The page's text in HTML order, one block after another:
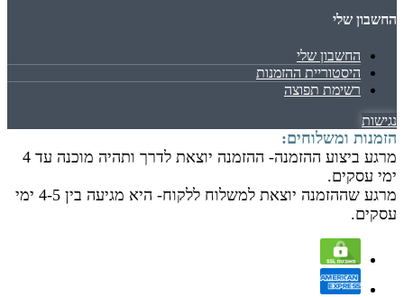
החשבון שלי
החשבון שלי
היסטוריית ההזמנות
רשימת תפוצה
נגישות
הזמנות ומשלוחים:
מרגע ביצוע ההזמנה- ההזמנה יוצאת לדרך ותהיה מוכנה עד 4
ימי עסקים.
מרגע שההזמנה יוצאת למשלוח ללקוח- היא מגיעה בין 4-5 ימי
עסקים.